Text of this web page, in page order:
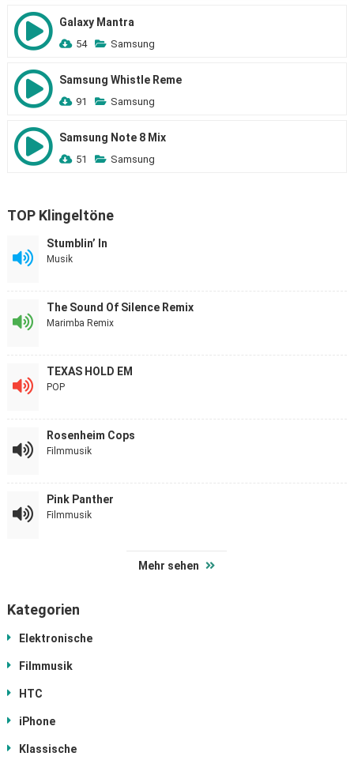
Galaxy Mantra
54 Samsung
Samsung Whistle Reme
91 Samsung
Samsung Note 8 Mix
51 Samsung
TOP Klingeltöne
Stumblin’ In
Musik
The Sound Of Silence Remix
Marimba Remix
TEXAS HOLD EM
POP
Rosenheim Cops
Filmmusik
Pink Panther
Filmmusik
Mehr sehen
Kategorien
Elektronische
Filmmusik
HTC
iPhone
Klassische